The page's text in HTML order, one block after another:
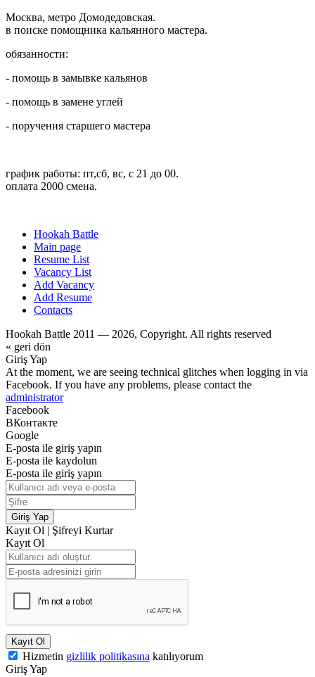
Москва, метро Домодедовская.
в поиске помощника кальянного мастера.
обязанности:
- помощь в замывке кальянов
- помощь в замене углей
- поручения старшего мастера
график работы: пт,сб, вс, с 21 до 00.
оплата 2000 смена.
Hookah Battle
Main page
Resume List
Vacancy List
Add Vacancy
Add Resume
Contacts
Hookah Battle 2011 — 2026, Copyright. All rights reserved
« geri dön
Giriş Yap
At the moment, we are seeing technical glitches when logging in via
Facebook. If you have any problems, please contact the
administrator
Facebook
ВКонтакте
Google
E-posta ile giriş yapın
E-posta ile kaydolun
E-posta ile giriş yapın
Giriş Yap
Kayıt Ol | Şifreyi Kurtar
Kayıt Ol
Kayıt Ol
Hizmetin gizlilik politikasına katılıyorum
Giriş Yap